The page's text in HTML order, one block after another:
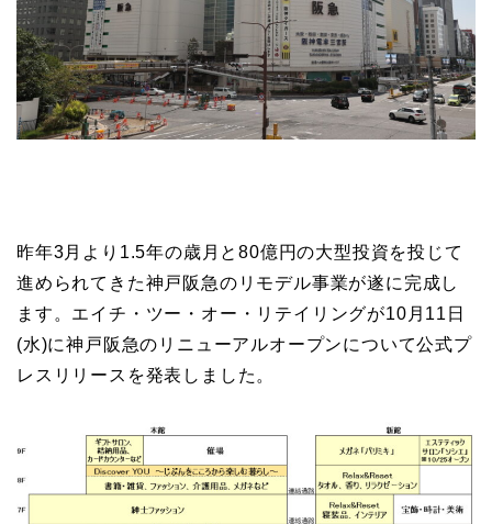
昨年3月より1.5年の歳月と80億円の大型投資を投じて
進められてきた神戸阪急のリモデル事業が遂に完成し
ます。エイチ・ツー・オー・リテイリングが10月11日
(水)に神戸阪急のリニューアルオープンについて公式プ
レスリリースを発表しました。